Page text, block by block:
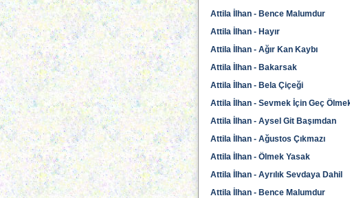
Attila İlhan - Bence Malumdur
Attila İlhan - Hayır
Attila İlhan - Ağır Kan Kaybı
Attila İlhan - Bakarsak
Attila İlhan - Bela Çiçeği
Attila İlhan - Sevmek İçin Geç
Attila İlhan - Aysel Git Başımdan
Attila İlhan - Ağustos Çıkmazı
Attila İlhan - Ölmek Yasak
Attila İlhan - Ayrılık Sevdaya Dahil
Attila İlhan - Bence Malumdur